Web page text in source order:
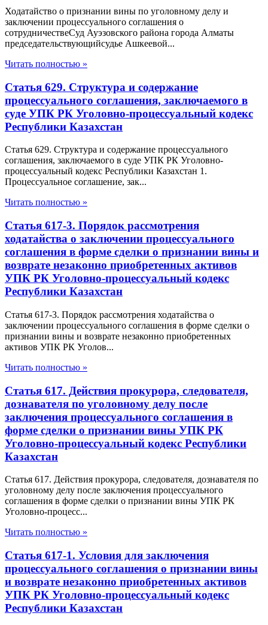
Ходатайство о признании вины по уголовному делу и
заключении процессуального соглашения о
сотрудничествеСуд Ауэзовского района города Алматы
председательствующийсудье Ашкеевой...
Читать полностью »
Статья 629. Структура и содержание
процессуального соглашения, заключаемого в
суде УПК РК Уголовно-процессуальный кодекс
Республики Казахстан
Статья 629. Структура и содержание процессуального
соглашения, заключаемого в суде УПК РК Уголовно-
процессуальный кодекс Республики Казахстан 1.
Процессуальное соглашение, зак...
Читать полностью »
Статья 617-3. Порядок рассмотрения
ходатайства о заключении процессуального
соглашения в форме сделки о признании вины и
возврате незаконно приобретенных активов
УПК РК Уголовно-процессуальный кодекс
Республики Казахстан
Статья 617-3. Порядок рассмотрения ходатайства о
заключении процессуального соглашения в форме сделки о
признании вины и возврате незаконно приобретенных
активов УПК РК Уголов...
Читать полностью »
Статья 617. Действия прокурора, следователя,
дознавателя по уголовному делу после
заключения процессуального соглашения в
форме сделки о признании вины УПК РК
Уголовно-процессуальный кодекс Республики
Казахстан
Статья 617. Действия прокурора, следователя, дознавателя по
уголовному делу после заключения процессуального
соглашения в форме сделки о признании вины УПК РК
Уголовно-процесс...
Читать полностью »
Статья 617-1. Условия для заключения
процессуального соглашения о признании вины
и возврате незаконно приобретенных активов
УПК РК Уголовно-процессуальный кодекс
Республики Казахстан